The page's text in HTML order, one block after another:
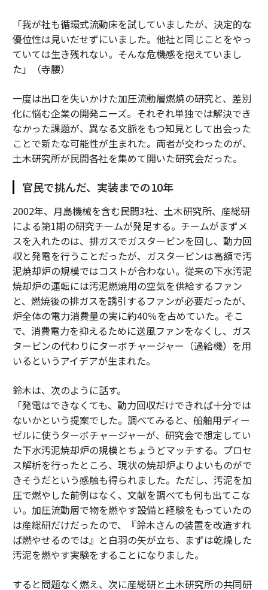
「我が社も循環式流動床を試していましたが、決定的な
優位性は見いだせずにいました。他社と同じことをやっ
ていては生き残れない。そんな危機感を抱えていまし
た」（寺腰）
一度は出口を失いかけた加圧流動層燃焼の研究と、差別
化に悩む企業の開発ニーズ。それぞれ単独では解決でき
なかった課題が、異なる文脈をもつ知見として出会った
ことで新たな可能性が生まれた。両者が交わったのが、
土木研究所が民間各社を集めて開いた研究会だった。
官民で挑んだ、実装までの10年
2002年、月島機械を含む民間3社、土木研究所、産総研
による第1期の研究チームが発足する。チームがまずメ
スを入れたのは、排ガスでガスタービンを回し、動力回
収と発電を行うことだったが、ガスタービンは高額で汚
泥焼却炉の規模ではコストが合わない。従来の下水汚泥
焼却炉の運転には汚泥燃焼用の空気を供給するファン
と、燃焼後の排ガスを誘引するファンが必要だったが、
炉全体の電力消費量の実に約40％を占めていた。そこ
で、消費電力を抑えるために送風ファンをなくし、ガス
タービンの代わりにターボチャージャー（過給機）を用
いるというアイデアが生まれた。
鈴木は、次のように話す。
「発電はできなくても、動力回収だけできれば十分では
ないかという提案でした。調べてみると、船舶用ディー
ゼルに使うターボチャージャーが、研究会で想定してい
た下水汚泥焼却炉の規模とちょうどマッチする。プロセ
ス解析を行ったところ、現状の焼却炉よりよいものがで
きそうだという感触も得られました。ただし、汚泥を加
圧で燃やした前例はなく、文献を調べても何も出てこな
い。加圧流動層で物を燃やす設備と経験をもっていたの
は産総研だけだったので、『鈴木さんの装置を改造すれ
ば燃やせるのでは』と白羽の矢が立ち、まずは乾燥した
汚泥を燃やす実験をすることになりました。
すると問題なく燃え、次に産総研と土木研究所の共同研